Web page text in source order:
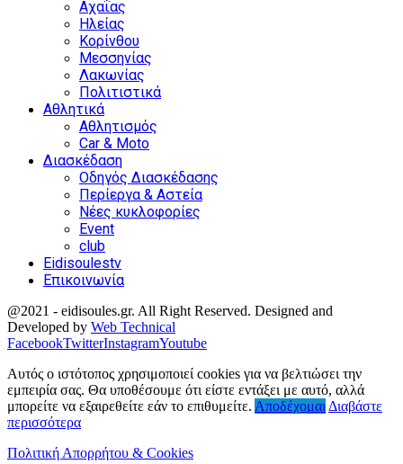
Αχαΐας
Ηλείας
Κορίνθου
Μεσσηνίας
Λακωνίας
Πολιτιστικά
Αθλητικά
Αθλητισμός
Car & Moto
Διασκέδαση
Οδηγός Διασκέδασης
Περίεργα & Αστεία
Νέες κυκλοφορίες
Event
club
Eidisoulestv
Επικοινωνία
@2021 - eidisoules.gr. All Right Reserved. Designed and
Developed by Web Technical
FacebookTwitterInstagramYoutube
Αυτός ο ιστότοπος χρησιμοποιεί cookies για να βελτιώσει την
εμπειρία σας. Θα υποθέσουμε ότι είστε εντάξει με αυτό, αλλά
μπορείτε να εξαιρεθείτε εάν το επιθυμείτε. Αποδέχομαι Διαβάστε
περισσότερα
Πολιτική Απορρήτου & Cookies